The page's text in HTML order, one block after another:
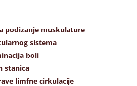
podizanje muskulature
sistema
boli
stanica
limfne cirkulacije